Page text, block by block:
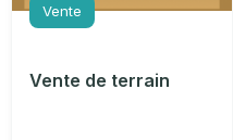
Vente
Vente de terrain